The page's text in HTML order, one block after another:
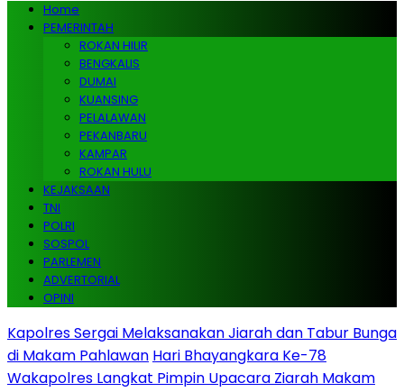
Home
PEMERINTAH
ROKAN HILIR
BENGKALIS
DUMAI
KUANSING
PELALAWAN
PEKANBARU
KAMPAR
ROKAN HULU
KEJAKSAAN
TNI
POLRI
SOSPOL
PARLEMEN
ADVERTORIAL
OPINI
Kapolres Sergai Melaksanakan Jiarah dan Tabur Bunga
di Makam Pahlawan Hari Bhayangkara Ke-78
Wakapolres Langkat Pimpin Upacara Ziarah Makam